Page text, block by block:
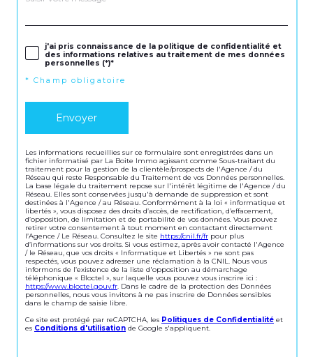
j'ai pris connaissance de la politique de confidentialité et
des informations relatives au traitement de mes données
personnelles (*)*
* Champ obligatoire
Envoyer
Les informations recueillies sur ce formulaire sont enregistrées dans un
fichier informatisé par La Boite Immo agissant comme Sous-traitant du
traitement pour la gestion de la clientèle/prospects de l'Agence / du
Réseau qui reste Responsable du Traitement de vos Données personnelles.
La base légale du traitement repose sur l'intérêt légitime de l'Agence / du
Réseau. Elles sont conservées jusqu'à demande de suppression et sont
destinées à l'Agence / au Réseau. Conformément à la loi « informatique et
libertés », vous disposez des droits d’accès, de rectification, d’effacement,
d’opposition, de limitation et de portabilité de vos données. Vous pouvez
retirer votre consentement à tout moment en contactant directement
l’Agence / Le Réseau. Consultez le site https://cnil.fr/fr pour plus
d’informations sur vos droits. Si vous estimez, après avoir contacté l'Agence
/ le Réseau, que vos droits « Informatique et Libertés » ne sont pas
respectés, vous pouvez adresser une réclamation à la CNIL. Nous vous
informons de l’existence de la liste d'opposition au démarchage
téléphonique « Bloctel », sur laquelle vous pouvez vous inscrire ici :
https://www.bloctel.gouv.fr . Dans le cadre de la protection des Données
personnelles, nous vous invitons à ne pas inscrire de Données sensibles
dans le champ de saisie libre.
Ce site est protégé par reCAPTCHA, les Politiques de Confidentialité et
es Conditions d'utilisation de Google s'appliquent.